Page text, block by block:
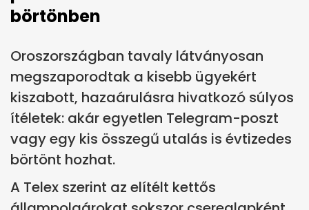
börtönben
Oroszországban tavaly látványosan
megszaporodtak a kisebb ügyekért
kiszabott, hazaárulásra hivatkozó súlyos
ítéletek: akár egyetlen Telegram-poszt
vagy egy kis összegű utalás is évtizedes
börtönt hozhat.
A Telex szerint az elítélt kettős